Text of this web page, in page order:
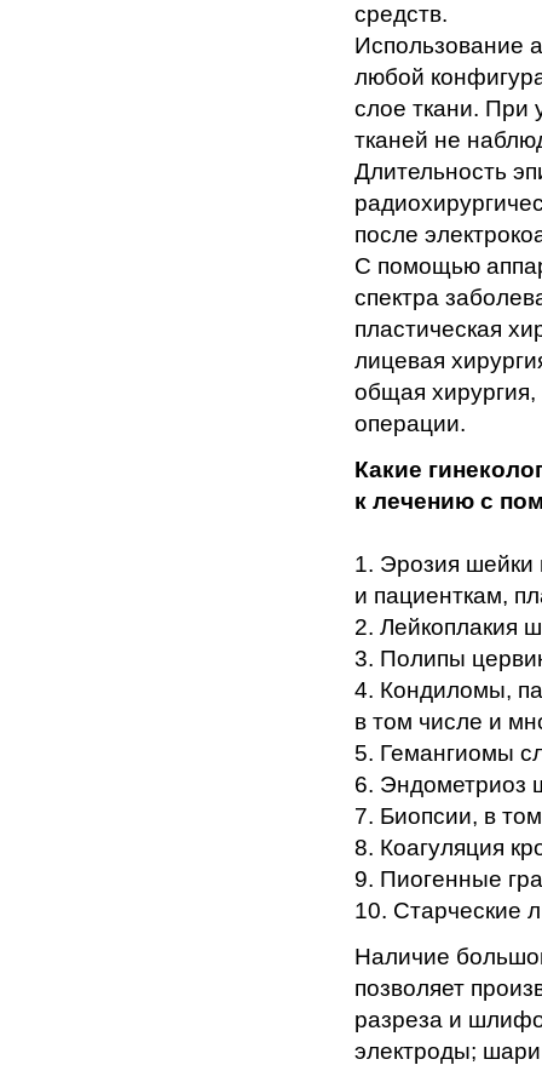
средств.
Использование
любой
слое ткани. При
тканей не
Длительность
после
С помощью
спектра
пластическая
лицевая
общая хирургия,
операции.
Какие
к лечению с
1. Эрозия шейки
и пациенткам,
2. Лейкоплакия
3. Полипы
4. Кондиломы,
в том числе и
5. Гемангиомы
6. Эндометриоз
7. Биопсии, в
8. Коагуляция
9. Пиогенные
10. Старческие
Наличие
позволяет
разреза и
электроды;